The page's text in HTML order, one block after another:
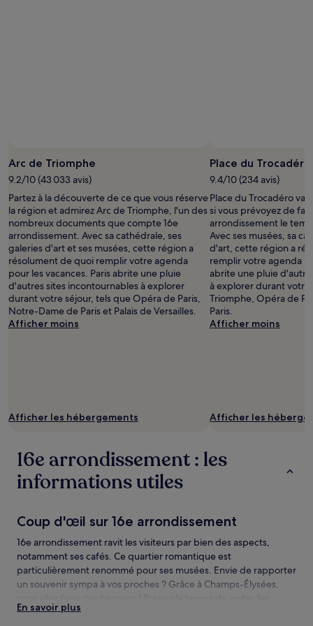
susceptibles
changer.
Des
conditions
supplémentaires
peuvent
s’appliquer.
Arc de Triomphe
9.2/10 (43 033 avis)
Partez à la découverte de ce que vous réserve
la région et admirez Arc de Triomphe, l'un des
nombreux documents que compte 16e
arrondissement. Avec sa cathédrale, ses
galeries d'art et ses musées, cette région a
résolument de quoi remplir votre agenda
pour les vacances. Paris abrite une pluie
d'autres sites incontournables à explorer
durant votre séjour, tels que Opéra de Paris,
Notre-Dame de Paris et Palais de Versailles.
Afficher moins
Afficher les hébergements
Place du Trocadéro
9.4/10 (234 avis)
Place du Trocadéro
si vous prévoyez de
arrondissement le
Avec ses musées, sa
d'art, cette région a
remplir votre agenda
abrite une pluie
à explorer durant votre
Triomphe, Opéra de
Paris.
Afficher moins
Afficher les
16e arrondissement : les
informations utiles
Coup d'œil sur 16e arrondissement
16e arrondissement ravit les visiteurs par bien des aspects,
notamment ses cafés. Ce quartier romantique est
particulièrement renommé pour ses musées. Envie de rapporter
un souvenir sympa à vos proches ? Grâce à Champs-Élysées,
attractions locales, comme Arc de Triomphe.
En savoir plus